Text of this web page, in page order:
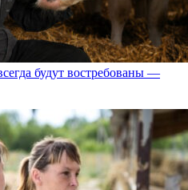
будут востребованы —